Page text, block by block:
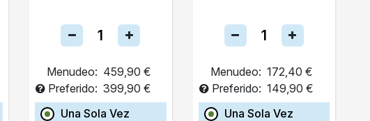
Menudeo: 459,90 €
Preferido: 399,90 €
Una Sola Vez
Menudeo: 172,40 €
Preferido: 149,90 €
Una Sola Vez